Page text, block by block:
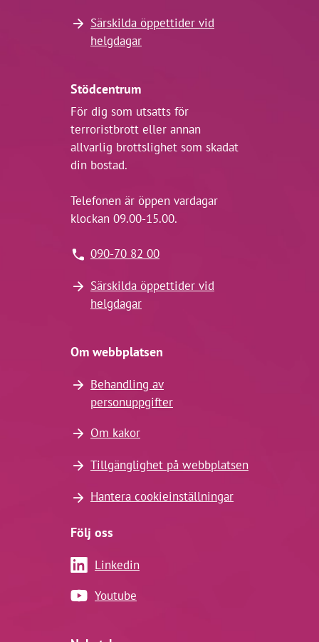
Särskilda öppettider vid
helgdagar
Stödcentrum
För dig som utsatts för
terroristbrott eller annan
allvarlig brottslighet som skadat
din bostad.
Telefonen är öppen vardagar
klockan 09.00-15.00.
090-70 82 00
Särskilda öppettider vid
helgdagar
Om webbplatsen
Behandling av
personuppgifter
Om kakor
Tillgänglighet på webbplatsen
Hantera cookieinställningar
Följ oss
Linkedin
Youtube